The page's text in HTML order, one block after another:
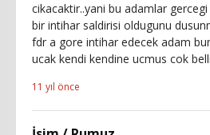
cikacaktir..yani bu adamlar
bir intihar saldirisi oldugunu
fdr a gore intihar edecek adam
ucak kendi kendine ucmus cok belli
11 yıl önce